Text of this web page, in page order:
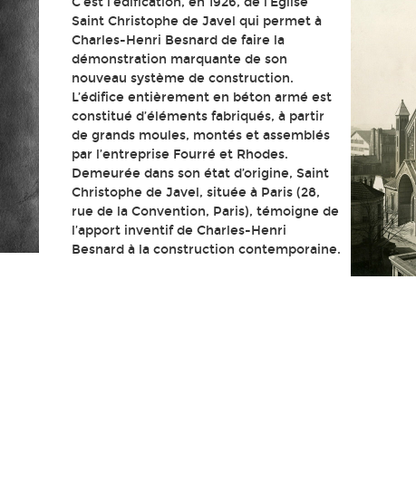
Saint Christophe de Javel qui permet à
Charles-Henri Besnard de faire la
démonstration marquante de son
nouveau système de construction.
L’édifice entièrement en béton armé est
constitué d’éléments fabriqués, à partir
de grands moules, montés et assemblés
par l’entreprise Fourré et Rhodes.
Demeurée dans son état d’origine, Saint
Christophe de Javel, située à Paris (28,
rue de la Convention, Paris), témoigne de
l’apport inventif de Charles-Henri
Besnard à la construction contemporaine.